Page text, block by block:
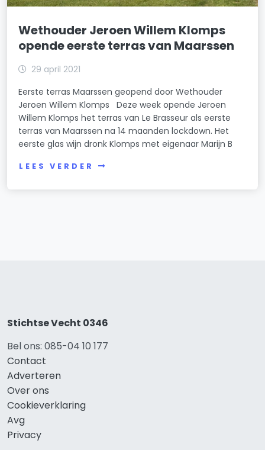
Wethouder Jeroen Willem Klomps
opende eerste terras van Maarssen
29 april 2021
Eerste terras Maarssen geopend door Wethouder
Jeroen Willem Klomps Deze week opende Jeroen
Willem Klomps het terras van Le Brasseur als eerste
terras van Maarssen na 14 maanden lockdown. Het
eerste glas wijn dronk Klomps met eigenaar Marijn B
LEES VERDER
Stichtse Vecht 0346
Bel ons: 085-04 10 177
Contact
Adverteren
Over ons
Cookieverklaring
Avg
Privacy